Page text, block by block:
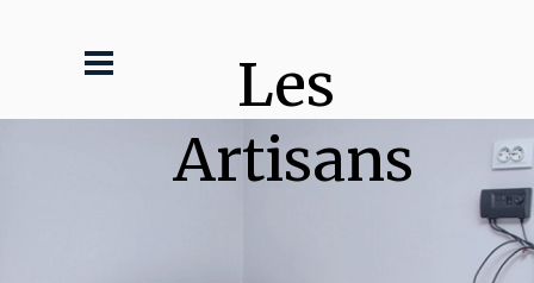
Les
Artisans